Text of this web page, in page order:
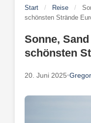
Start / Reise /
schönsten Strände
Sonne,
schönsten
20. Juni 2025•